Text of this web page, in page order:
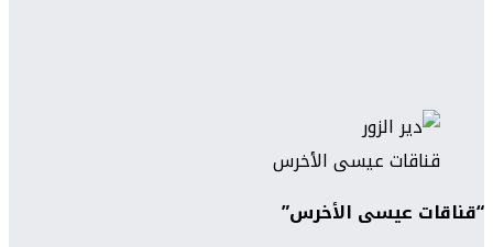
قناقات عيسى الأخرس
“قناقات عيسى الأخرس”